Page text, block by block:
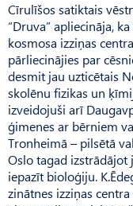
Cīrulīšos satiktais
“Druva” apliecināja,
kosmosa izziņas
pārliecinājies par
desmit jau uzticētais
skolēnu fizikas un
izveidojuši arī
ģimenes ar bērniem
Tronheimā – pilsētā
Oslo tagad izstrādājot
iepazīt bioloģiju.
zinātnes izziņas